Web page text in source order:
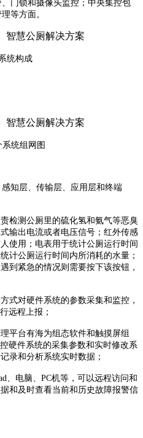
门锁和摄像头监控；中央集控包
等方面。
统构成
系统组网图
知层、传输层、应用层和终端
检测公厕里的硫化氢和氨气等恶臭
输出电流或者电压信号；红外传感
使用；电表用于统计公厕运行时间
计公厕运行时间内所消耗的水量；
到紧急的情况则需要按下该按钮，
式对硬件系统的参数采集和监控，
远程上报；
平台有海为组态软件和触摸屏组
硬件系统的采集参数和实时修改系
录和分析系统实时数据；
、电脑、PC机等，可以远程访问和
和及时查看当前和历史故障报警信